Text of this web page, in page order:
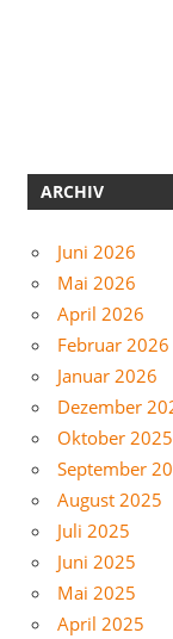
ARCHIV
Juni 2026
Mai 2026
April 2026
Februar 2026
Januar 2026
Dezember
Oktober 2025
September
August 2025
Juli 2025
Juni 2025
Mai 2025
April 2025